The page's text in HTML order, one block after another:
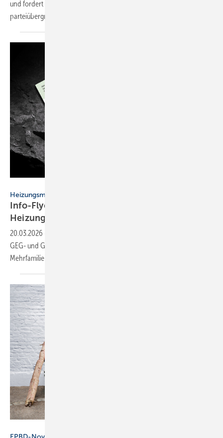
und fordert eine Verschiebung der 65-%-EE-Pflicht sowie einen
parteiübergreifenden
Heizungsmodernisierung
Info-Flyer beleuchtet zu­ge­las­se­ne
Hei­zungs­tech­ni­ken
20.03.2026
GEG- und GMG-konformen Heizungslösungen für Ein- und
Mehrfamilienhäuser.